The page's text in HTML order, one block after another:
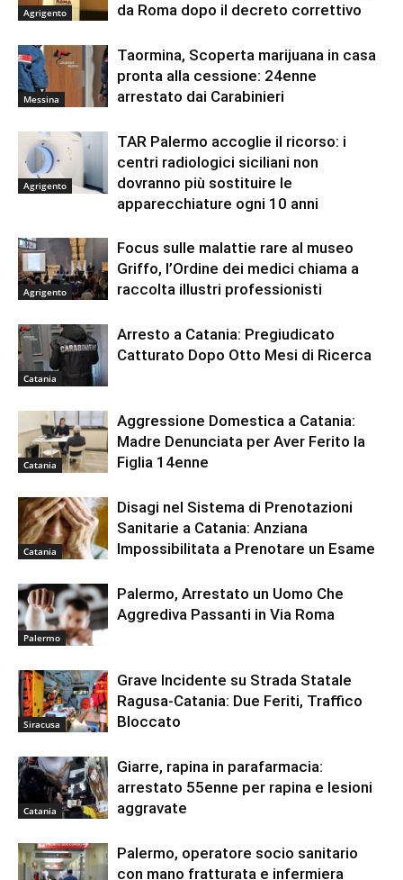
Agrigento
da Roma dopo il decreto correttivo
Messina
Taormina, Scoperta marijuana in casa
pronta alla cessione: 24enne
arrestato dai Carabinieri
Agrigento
TAR Palermo accoglie il ricorso: i
centri radiologici siciliani non
dovranno più sostituire le
apparecchiature ogni 10 anni
Agrigento
Focus sulle malattie rare al museo
Griffo, l’Ordine dei medici chiama a
raccolta illustri professionisti
Catania
Arresto a Catania: Pregiudicato
Catturato Dopo Otto Mesi di Ricerca
Catania
Aggressione Domestica a Catania:
Madre Denunciata per Aver Ferito la
Figlia 14enne
Catania
Disagi nel Sistema di Prenotazioni
Sanitarie a Catania: Anziana
Impossibilitata a Prenotare un Esame
Palermo
Palermo, Arrestato un Uomo Che
Aggrediva Passanti in Via Roma
Siracusa
Grave Incidente su Strada Statale
Ragusa-Catania: Due Feriti, Traffico
Bloccato
Catania
Giarre, rapina in parafarmacia:
arrestato 55enne per rapina e lesioni
aggravate
Palermo, operatore socio sanitario
con mano fratturata e infermiera